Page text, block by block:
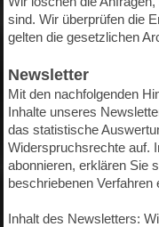
sind. Wir überprüfen die
gelten die gesetzlichen
Newsletter
Mit den nachfolgenden
Inhalte unseres
das statistische
Widerspruchsrechte auf.
abonnieren, erklären Sie
beschriebenen Verfahren
Inhalt des Newsletters: